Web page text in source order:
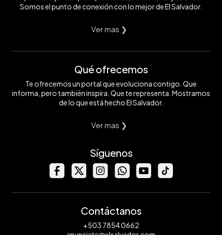
Somos el punto de conexión con lo mejor de El Salvador.
Ver mas ❯
Qué ofrecemos
Te ofrecemos un portal que evoluciona contigo. Que
informa, pero también inspira. Que te representa. Mostramos
de lo que está hecho El Salvador.
Ver mas ❯
Síguenos
Contáctanos
+503 7854 0662